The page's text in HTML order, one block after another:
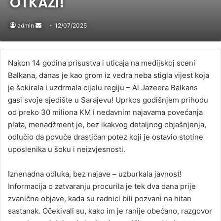
admin
Send
email
12/07/2025
Nakon 14 godina prisustva i uticaja na medijskoj sceni
Balkana, danas je kao grom iz vedra neba stigla vijest koja
je šokirala i uzdrmala cijelu regiju – Al Jazeera Balkans
gasi svoje sjedište u Sarajevu! Uprkos godišnjem prihodu
od preko 30 miliona KM i nedavnim najavama povećanja
plata, menadžment je, bez ikakvog detaljnog objašnjenja,
odlučio da povuče drastičan potez koji je ostavio stotine
uposlenika u šoku i neizvjesnosti.
Iznenadna odluka, bez najave – uzburkala javnost!
Informacija o zatvaranju procurila je tek dva dana prije
zvanične objave, kada su radnici bili pozvani na hitan
sastanak. Očekivali su, kako im je ranije obećano, razgovor